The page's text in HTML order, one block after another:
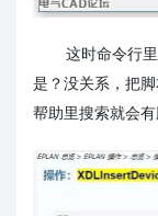
这时命令行
是？没关系，把
帮助里搜索就会有